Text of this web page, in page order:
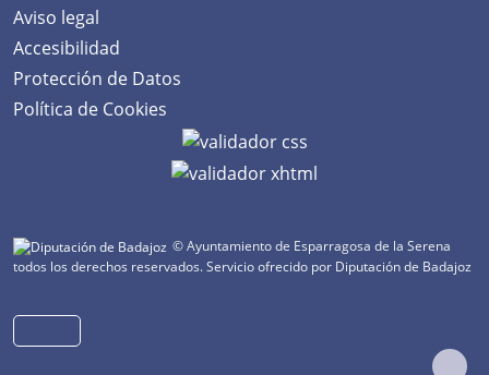
Aviso legal
Accesibilidad
Protección de Datos
Política de Cookies
© Ayuntamiento de Esparragosa de la Serena
todos los derechos reservados.Servicio ofrecido por Diputación de Badajoz